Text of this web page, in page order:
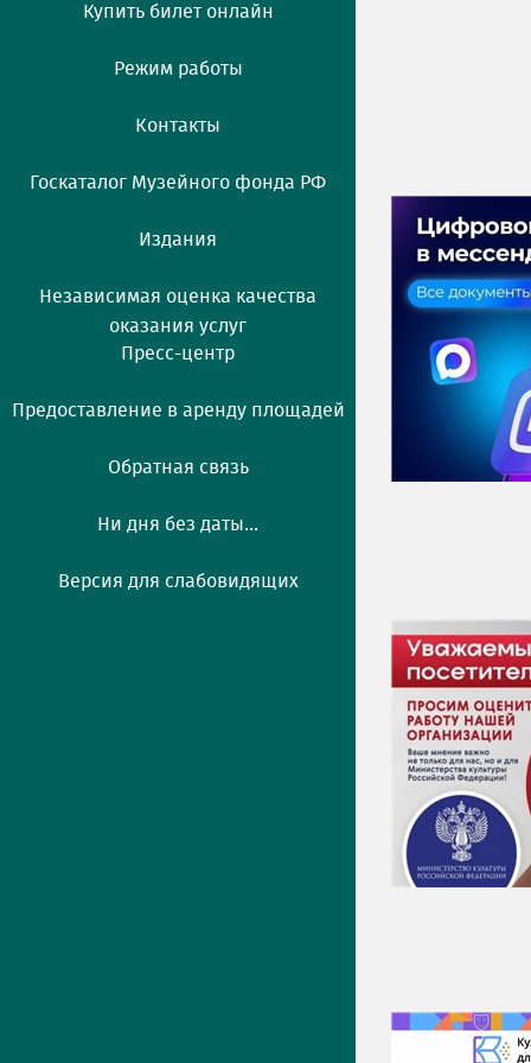
Купить билет онлайн
Режим работы
Контакты
Госкаталог Музейного фонда РФ
Издания
Независимая оценка качества
оказания услуг
Пресс-центр
Предоставление в аренду площадей
Обратная связь
Ни дня без даты...
Версия для слабовидящих